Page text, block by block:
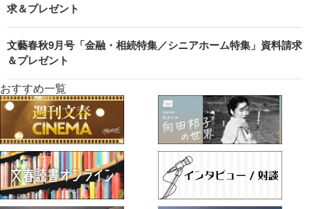
求＆プレゼント
文藝春秋9月号「金融・相続特集／シニアホーム特集」資料請求
＆プレゼント
おすすめ一覧